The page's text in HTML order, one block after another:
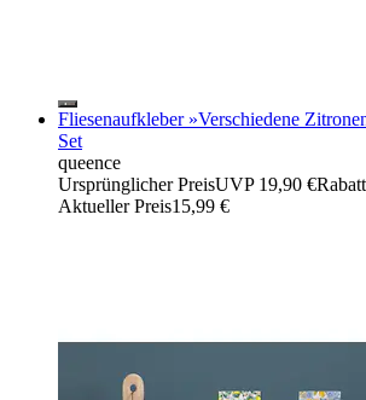
Fliesenaufkleber »Verschiedene
Set
queence
Ursprünglicher PreisUVP 19,90 €Rabatt
Aktueller Preis15,99 €